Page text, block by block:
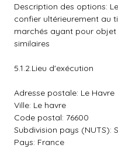
Description des options:
confier ultérieurement au
marchés ayant pour
similaires
5.1.2.Lieu d'exécution
Adresse postale: Le Havre
Ville: Le havre
Code postal: 76600
Subdivision pays (NUTS):
Pays: France